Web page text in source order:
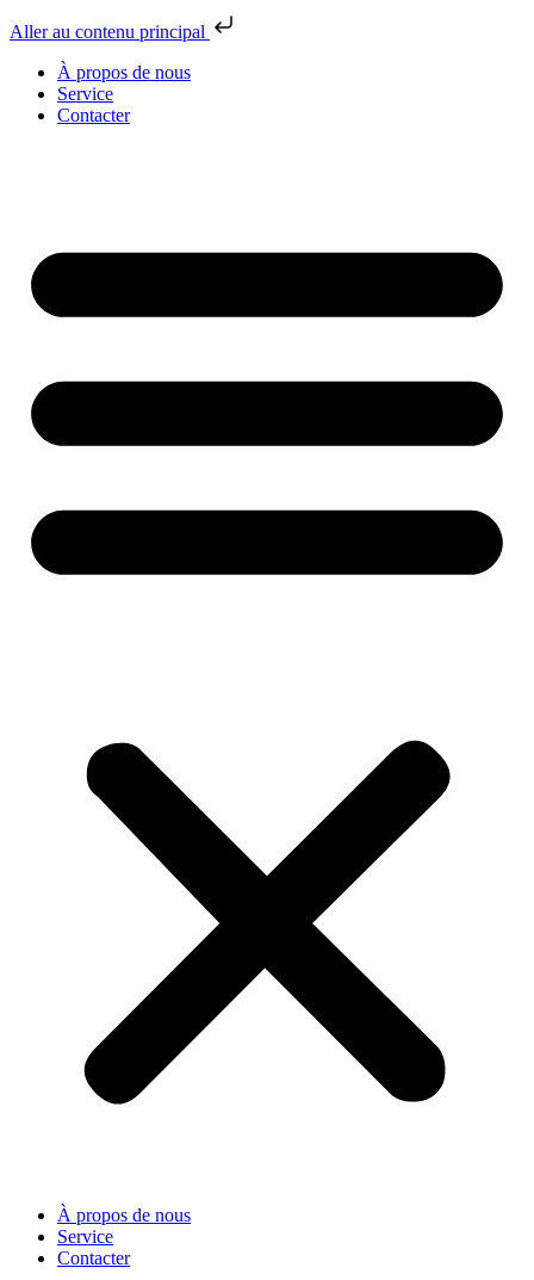
Aller au contenu principal
À propos de nous
Service
Contacter
À propos de nous
Service
Contacter